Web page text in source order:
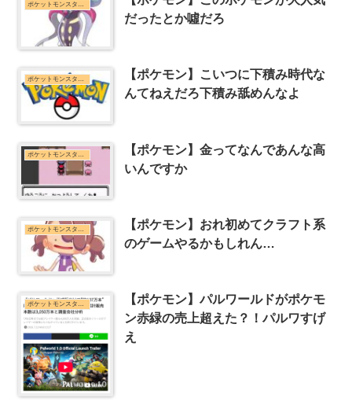
ポケットモンスターシリーズまとめ
だったとか噓だろ
ポケットモンスターシリーズまとめ
【ポケモン】こいつに下積み時代な
んてねえだろ下積み舐めんなよ
【ポケモン】金ってなんであんな高
いんですか
【ポケモン】おれ初めてクラフト系
のゲームやるかもしれん…
ポケットモンスターシリーズまとめ
【ポケモン】パルワールドがポケモ
ン赤緑の売上超えた？！パルワすげ
え